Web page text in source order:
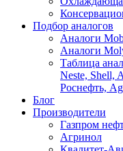
Подбор аналогов
Аналоги
Аналоги
Таблица
Neste, Shell,
Роснефть,
Блог
Производители
Газпром
Агринол